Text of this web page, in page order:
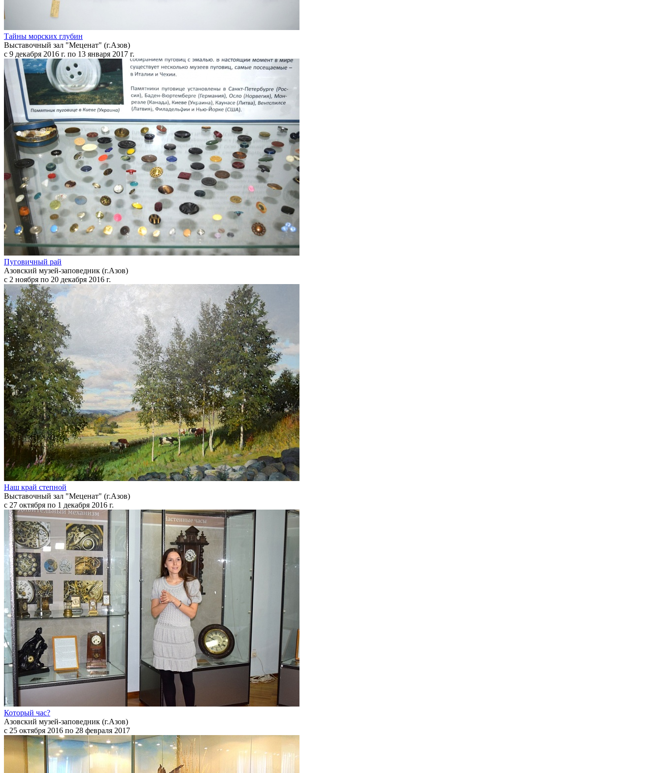
Тайны морских глубин
Выставочный зал "Меценат" (г.Азов)
с 9 декабря 2016 г. по 13 января 2017 г.
Пуговичный рай
Азовский музей-заповедник (г.Азов)
с 2 ноября по 20 декабря 2016 г.
Наш край степной
Выставочный зал "Меценат" (г.Азов)
с 27 октября по 1 декабря 2016 г.
Который час?
Азовский музей-заповедник (г.Азов)
с 25 октября 2016 по 28 февраля 2017